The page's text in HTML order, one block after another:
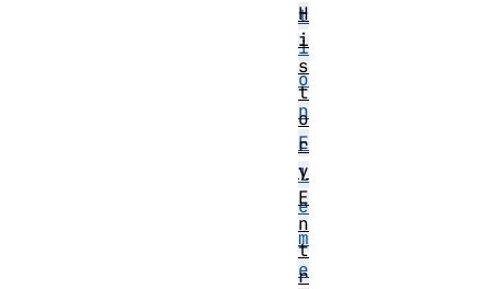
t
i
o
n
E
l
e
m
e
H
i
s
t
o
r
y
E
n
t
r